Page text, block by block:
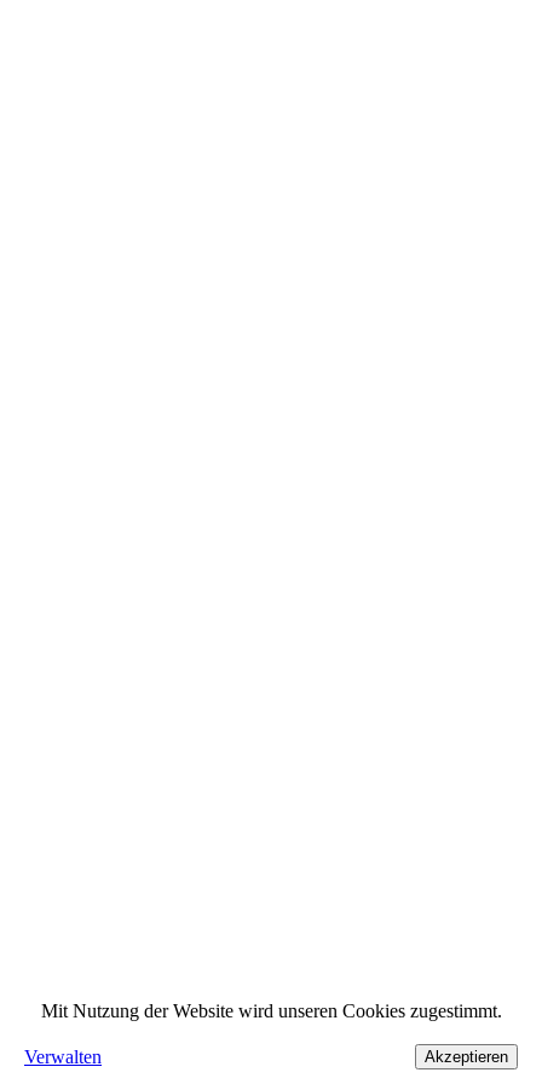
Mit Nutzung der Website wird unseren Cookies zugestimmt.
Verwalten Akzeptieren